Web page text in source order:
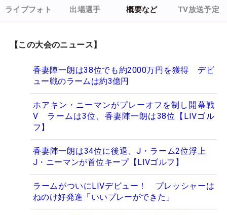
ライブフォト 出場選手 概要など TV放送予定
【この大会のニュース】
香妻陣一朗は38位でも約2000万円を獲得 デビ
ュー戦のラームは約3億円
ホアキン・ニーマンがプレーオフを制し開幕戦
V ラームは3位、香妻陣一朗は38位【LIVゴル
フ】
香妻陣一朗は34位に後退、J・ラーム2位浮上
J・ニーマンが首位キープ【LIVゴルフ】
ラームがついにLIVデビュー！ プレッシャーは
ねのけ好発進「いいプレーができた」